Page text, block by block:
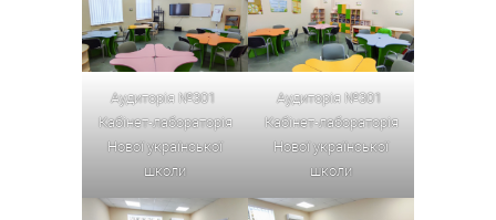
Аудиторія №301
Кабінет-лабораторія
Нової української
школи
Аудиторія №301
Кабінет-лабораторія
Нової української
школи